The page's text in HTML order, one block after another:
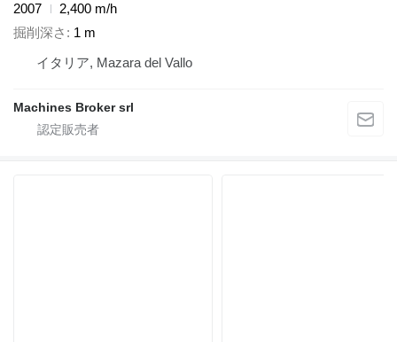
2007
2,400 m/h
掘削深さ
1 m
イタリア, Mazara del Vallo
Machines Broker srl